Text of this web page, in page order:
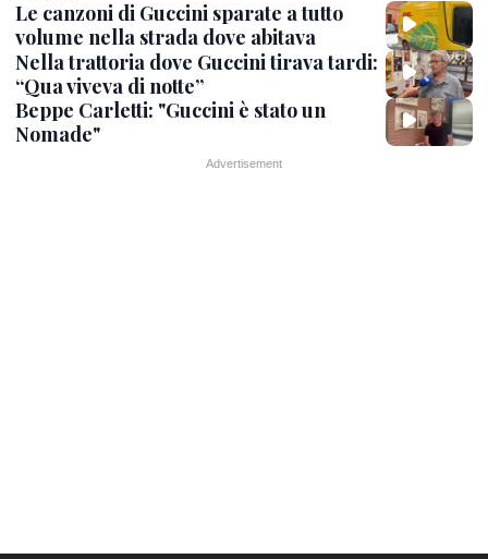
Le canzoni di Guccini sparate a tutto
volume nella strada dove abitava
Nella trattoria dove Guccini tirava tardi:
“Qua viveva di notte”
Beppe Carletti: "Guccini è stato un
Nomade"